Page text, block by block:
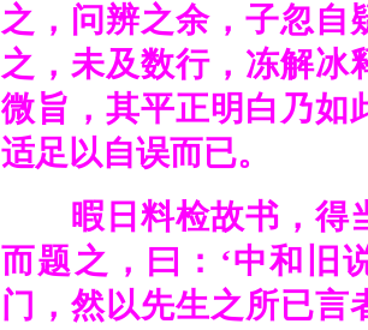
之，问辨之余，子忽自
之，未及数行，冻解冰
微旨，其平正明白乃如
适足以自误而已。
暇日料检故书，得
而题之，曰：‘中和旧
门，然以先生之所已言